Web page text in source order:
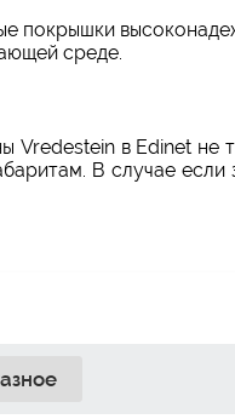
покрышки
среде.
Vredestein в Edinet
В случае